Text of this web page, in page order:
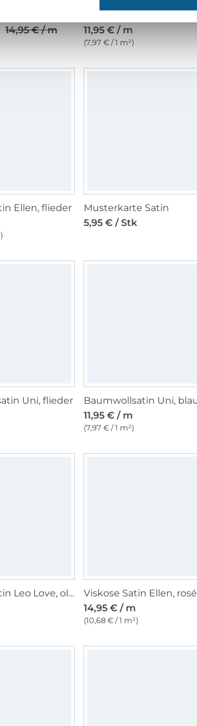
14,95 € / m
11,95 € / m
(7,97 € / 1 m²)
Ellen, flieder
Musterkarte Satin
5,95 € / Stk
Uni, flieder
11,95 € / m
(7,97 € / 1 m²)
Viskose Satin Leo Love, oliv
Viskose Satin Ellen, rosé
14,95 € / m
(10,68 € / 1 m²)